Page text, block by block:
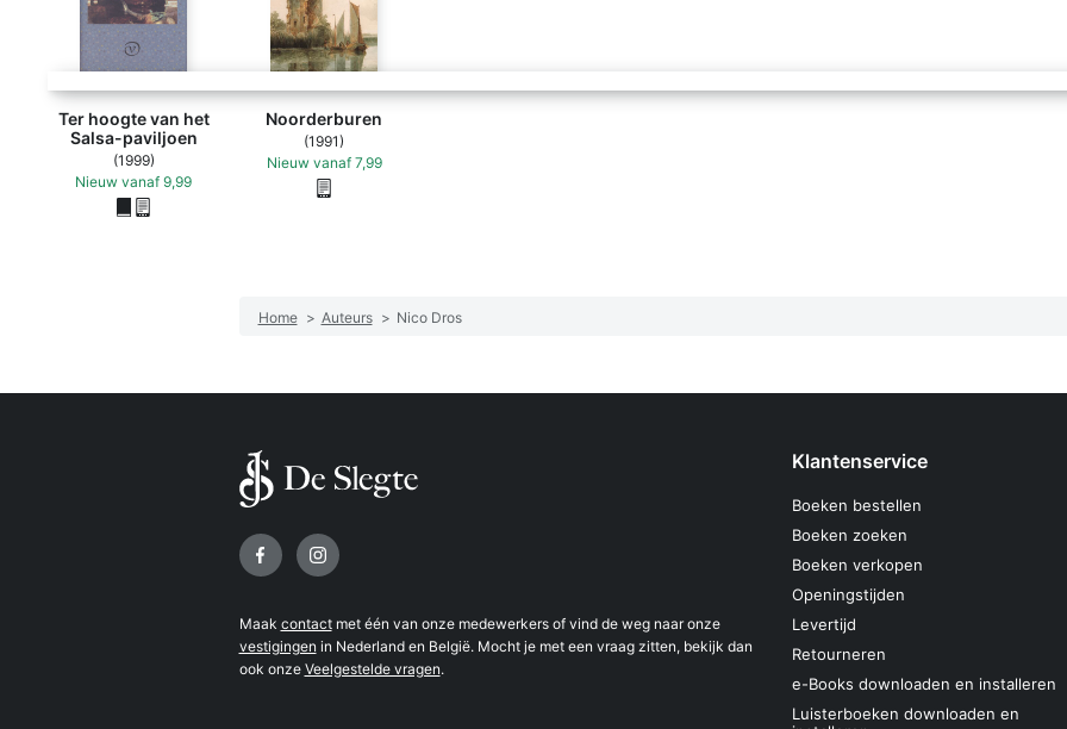
Ter hoogte van het
Salsa-paviljoen
(1999)
Nieuw vanaf 9,99
Noorderburen
(1991)
Nieuw vanaf 7,99
Home > Auteurs > Nico Dros
Volg ons op
Maak contactmet één van onze medewerkers of vind de weg naar onze
vestigingen in Nederland en België. Mocht je met een vraag zitten, bekijk dan
ook onze Veelgestelde vragen.
Klantenservice
Boeken bestellen
Boeken zoeken
Boeken verkopen
Openingstijden
Levertijd
Retourneren
e-Books downloaden en installeren
Luisterboeken downloaden en